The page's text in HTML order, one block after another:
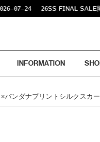
24 26SS FINAL SALE開催中
INFORMATION
バンダナプリントシルクスカ